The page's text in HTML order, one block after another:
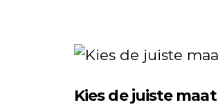
Kies de juiste maat